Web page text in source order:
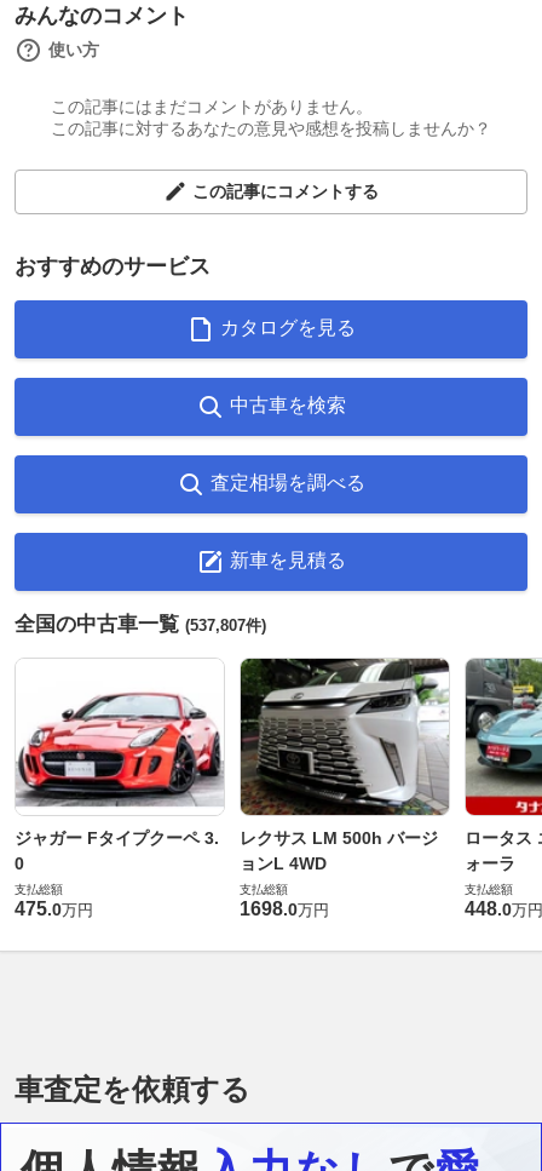
みんなのコメント
使い方
この記事にはまだコメントがありません。
この記事に対するあなたの意見や感想を投稿しませんか？
この記事にコメントする
おすすめのサービス
カタログを見る
中古車を検索
査定相場を調べる
新車を見積る
全国の中古車一覧 (537,807件)
ジャガー Fタイプクーペ 3.
0
支払総額
475.0万円
レクサス LM 500h バージ
ョンL 4WD
支払総額
1698.0万円
ロータス
ォーラ
支払総額
448.0万円
車査定を依頼する